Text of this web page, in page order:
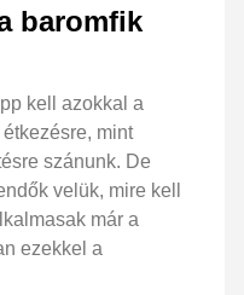
baromfik
kell azokkal a
mint
szánunk. De
velük, mire kell
már a
ezekkel a